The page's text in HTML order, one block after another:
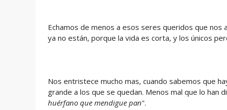
Echamos de menos a esos seres queridos que
ya no están, porque la vida es corta, y los únicos
Nos entristece mucho mas, cuando sabemos que
grande a los que se quedan. Menos mal que lo han
huérfano que mendigue pan".